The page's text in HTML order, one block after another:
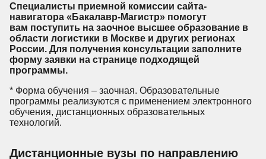
Специалисты приемной комиссии сайта-
навигатора «Бакалавр-Магистр» помогут
вам поступить на заочное высшее образование в
области логистики в Москве и других регионах
России. Для получения консультации заполните
форму заявки на странице подходящей
программы.
* Форма обучения – заочная. Образовательные
программы реализуются с применением электронного
обучения, дистанционных образовательных
технологий.
Дистанционные вузы по направлению